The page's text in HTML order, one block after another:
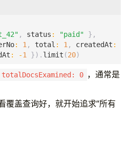
, status : "paid"
},
: 1 , total : 1 , createdAt :
: -1 }). limit (20)
totalDocsExamined: 0 ，通常是
覆盖查询好，就开始追求“所有